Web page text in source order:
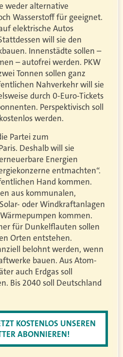
weder alternative
Wasserstoff für geeignet.
elektrische Autos
will sie den
Innenstädte sollen –
– autofrei werden. PKW
Tonnen sollen ganz
Nahverkehr will sie
durch 0-Euro-Tickets
Perspektivisch soll
werden.
Partei zum
Deshalb will sie
Energien
entmachten“.
Hand kommen.
aus kommunalen,
oder Windkraftanlagen
kommen.
für Dunkelflauten sollen
Orten entstehen.
belohnt werden, wenn
bauen. Aus Atom-
auch Erdgas soll
Bis 2040 soll Deutschland
KOSTENLOS UNSEREN
ABONNIEREN!